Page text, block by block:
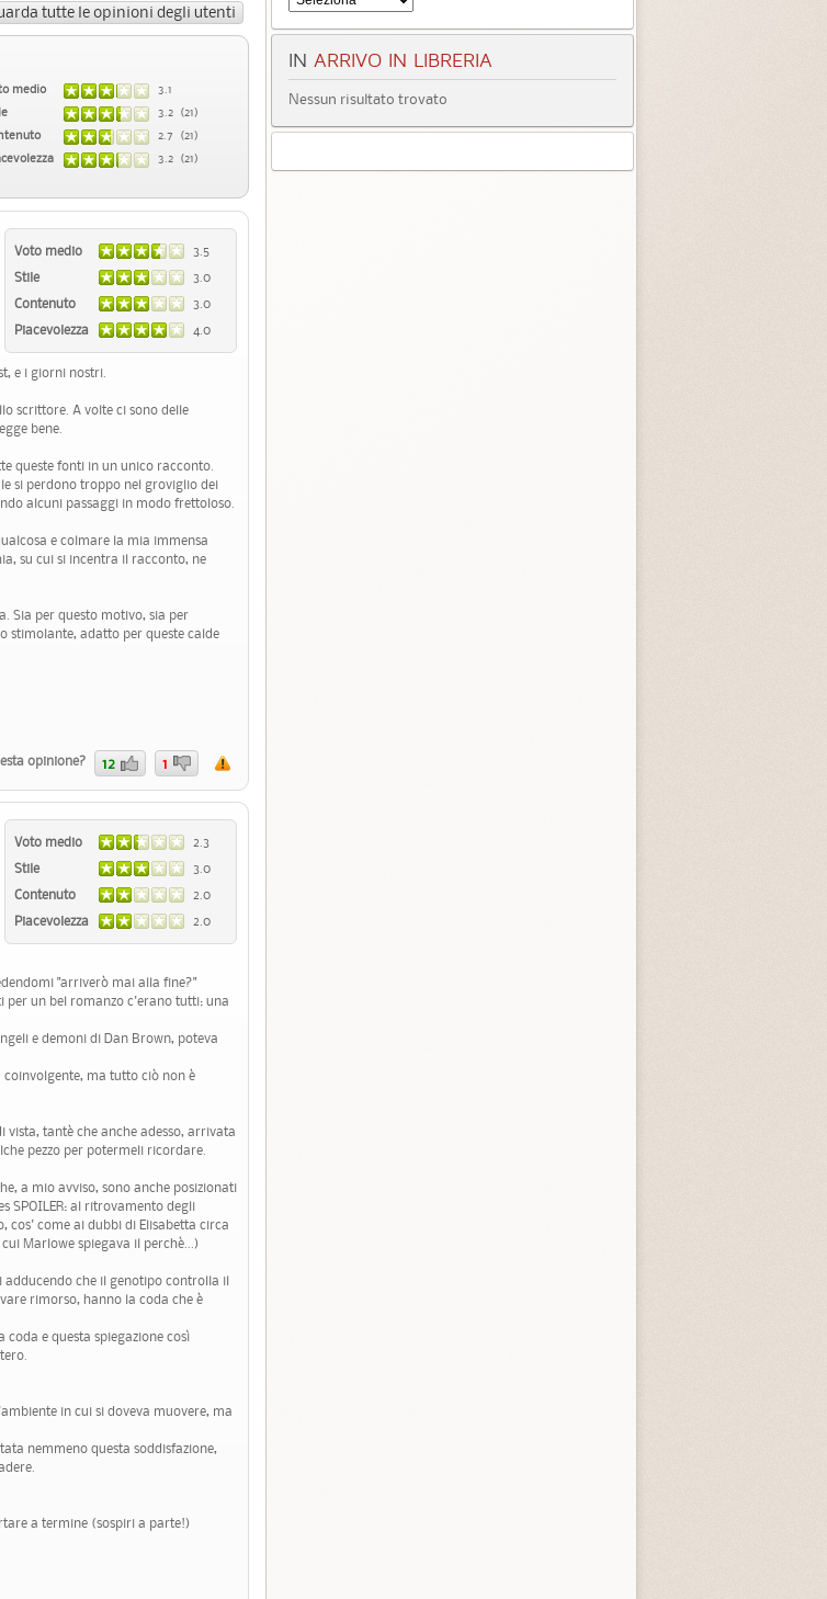
tutte le opinioni degli utenti
medio
3.1
3.2 (21)
2.7 (21)
3.2 (21)
Voto medio
3.5
Stile
3.0
Contenuto
3.0
Piacevolezza
4.0
e i giorni nostri.
scrittore. A volte ci sono delle
bene.
queste fonti in un unico racconto.
si perdono troppo nel groviglio dei
alcuni passaggi in modo frettoloso.
e colmare la mia immensa
su cui si incentra il racconto, ne
Sia per questo motivo, sia per
stimolante, adatto per queste calde
opinione? 12 1
Voto medio
2.3
Stile
3.0
Contenuto
2.0
Piacevolezza
2.0
"arriverò mai alla fine?"
per un bel romanzo c'erano tutti: una
e demoni di Dan Brown, poteva
ma tutto ciò non è
tantè che anche adesso, arrivata
pezzo per potermeli ricordare.
a mio avviso, sono anche posizionati
SPOILER: al ritrovamento degli
cos' come ai dubbi di Elisabetta circa
Marlowe spiegava il perchè...)
che il genotipo controlla il
rimorso, hanno la coda che è
e questa spiegazione così
in cui si doveva muovere, ma
nemmeno questa soddisfazione,
a termine (sospiri a parte!)
IN ARRIVO IN LIBRERIA
Nessun risultato trovato